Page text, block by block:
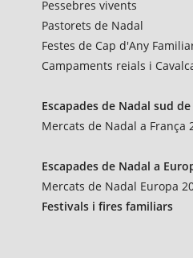
Pessebres vivents
Pastorets de Nadal
Festes de Cap d'Any
Campaments reials i
Escapades de Nadal sud de
Mercats de Nadal a França
Escapades de Nadal a
Mercats de Nadal Europa
Festivals i fires familiars